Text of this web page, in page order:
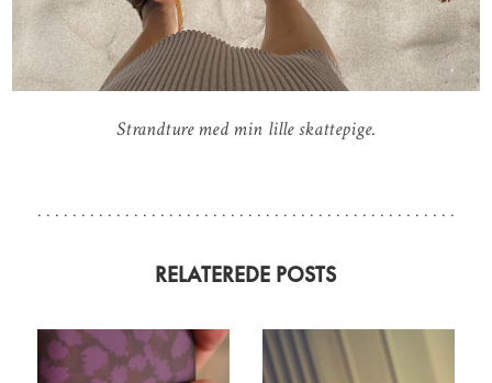
Strandture med min lille skattepige.
RELATEREDE POSTS